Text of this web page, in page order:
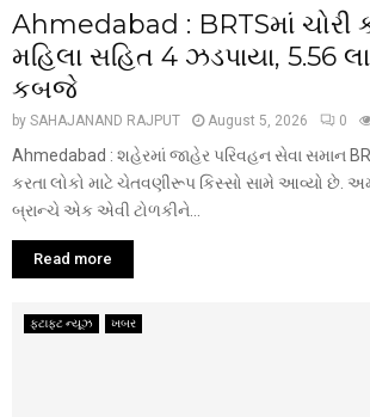
Ahmedabad : BRTSમાં ચોરી
મહિલા સહિત 4 ઝડપાયા, ₹5.56
કબજે
by SAHAJANAND RAJPUT August 5, 2026 0
Ahmedabad : શહેરમાં જાહેર પરિવહન સેવા સમાન
કરતા લોકો માટે ચેતવણીરૂપ કિસ્સો સામે આવ્યો છે.
બ્રાન્ચે એક એવી ટોળકીને...
Read more
ફટાફટ ન્યૂઝ ખબર